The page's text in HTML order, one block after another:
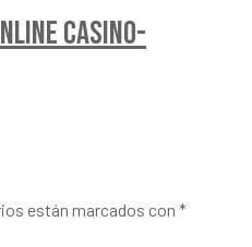
Casino-
están marcados con *